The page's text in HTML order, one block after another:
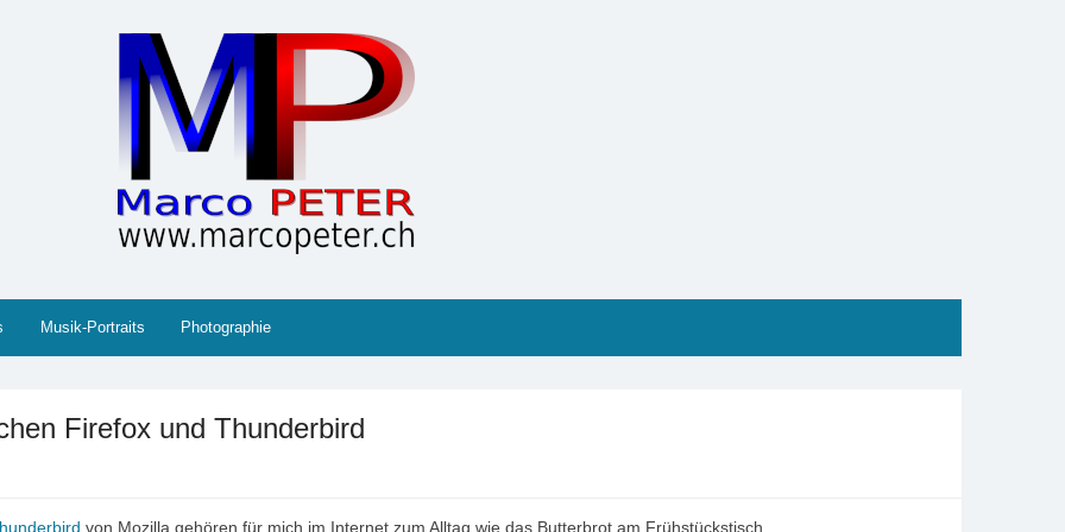
Musik-Portraits Photographie
Firefox und Thunderbird
von Mozilla gehören für mich im Internet zum Alltag wie das Butterbrot am Frühstückstisch.